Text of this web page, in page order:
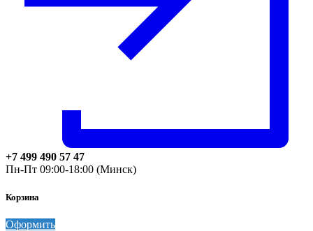
+7 499 490 57 47
Пн-Пт 09:00-18:00 (Минск)
Корзина
Оформить